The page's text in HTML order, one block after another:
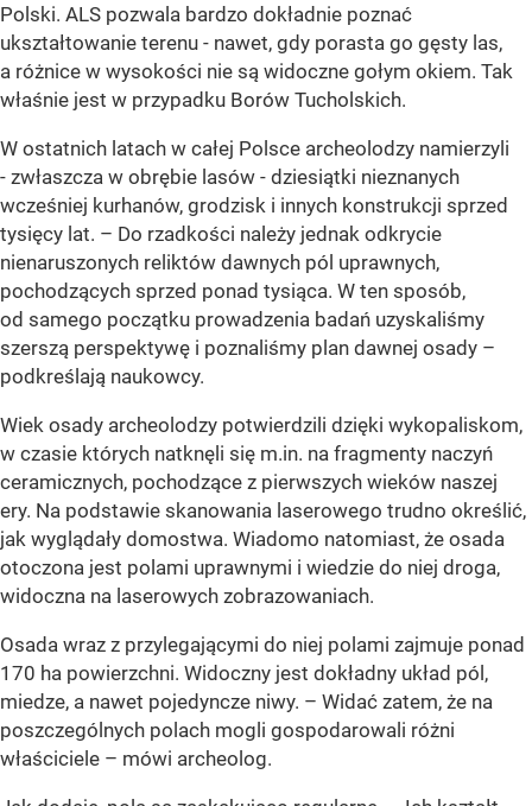
Polski. ALS pozwala bardzo dokładnie poznać
ukształtowanie terenu - nawet, gdy porasta go gęsty las,
a różnice w wysokości nie są widoczne gołym okiem. Tak
właśnie jest w przypadku Borów Tucholskich.
W ostatnich latach w całej Polsce archeolodzy namierzyli
- zwłaszcza w obrębie lasów - dziesiątki nieznanych
wcześniej kurhanów, grodzisk i innych konstrukcji sprzed
tysięcy lat. – Do rzadkości należy jednak odkrycie
nienaruszonych reliktów dawnych pól uprawnych,
pochodzących sprzed ponad tysiąca. W ten sposób,
od samego początku prowadzenia badań uzyskaliśmy
szerszą perspektywę i poznaliśmy plan dawnej osady –
podkreślają naukowcy.
Wiek osady archeolodzy potwierdzili dzięki wykopaliskom,
w czasie których natknęli się m.in. na fragmenty naczyń
ceramicznych, pochodzące z pierwszych wieków naszej
ery. Na podstawie skanowania laserowego trudno określić,
jak wyglądały domostwa. Wiadomo natomiast, że osada
otoczona jest polami uprawnymi i wiedzie do niej droga,
widoczna na laserowych zobrazowaniach.
Osada wraz z przylegającymi do niej polami zajmuje ponad
170 ha powierzchni. Widoczny jest dokładny układ pól,
miedze, a nawet pojedyncze niwy. – Widać zatem, że na
poszczególnych polach mogli gospodarowali różni
właściciele – mówi archeolog.